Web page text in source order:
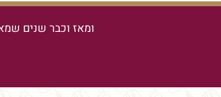
ומאז וכבר שנים